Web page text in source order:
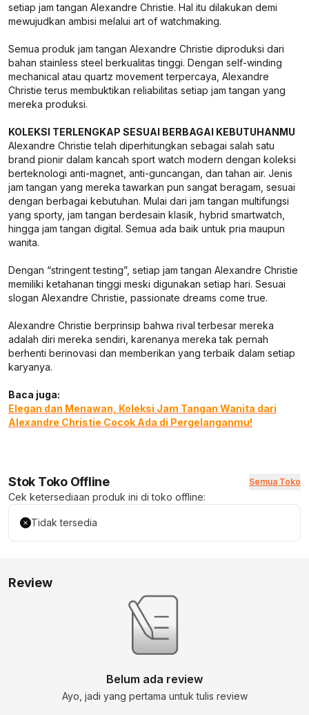
setiap jam tangan Alexandre Christie. Hal itu dilakukan demi
mewujudkan ambisi melalui art of watchmaking.
Semua produk jam tangan Alexandre Christie diproduksi dari
bahan stainless steel berkualitas tinggi. Dengan self-winding
mechanical atau quartz movement terpercaya, Alexandre
Christie terus membuktikan reliabilitas setiap jam tangan yang
mereka produksi.
KOLEKSI TERLENGKAP SESUAI BERBAGAI KEBUTUHANMU
Alexandre Christie telah diperhitungkan sebagai salah satu
brand pionir dalam kancah sport watch modern dengan koleksi
berteknologi anti-magnet, anti-guncangan, dan tahan air. Jenis
jam tangan yang mereka tawarkan pun sangat beragam, sesuai
dengan berbagai kebutuhan. Mulai dari jam tangan multifungsi
yang sporty, jam tangan berdesain klasik, hybrid smartwatch,
hingga jam tangan digital. Semua ada baik untuk pria maupun
wanita.
Dengan “stringent testing”, setiap jam tangan Alexandre Christie
memiliki ketahanan tinggi meski digunakan setiap hari. Sesuai
slogan Alexandre Christie, passionate dreams come true.
Alexandre Christie berprinsip bahwa rival terbesar mereka
adalah diri mereka sendiri, karenanya mereka tak pernah
berhenti berinovasi dan memberikan yang terbaik dalam setiap
karyanya.
Baca juga:
Elegan dan Menawan, Koleksi Jam Tangan Wanita dari
Alexandre Christie Cocok Ada di Pergelanganmu!
Stok Toko Offline Semua Toko
Cek ketersediaan produk ini di toko offline:
Tidak tersedia
Review
Belum ada review
Ayo, jadi yang pertama untuk tulis review